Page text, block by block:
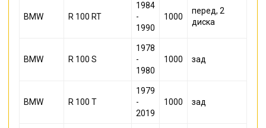
BMW R 100 RT
1984
-
1990
1000
перед, 2
диска
BMW R 100 S
1978
-
1980
1000 зад
BMW R 100 T
1979
-
2019
1000 зад